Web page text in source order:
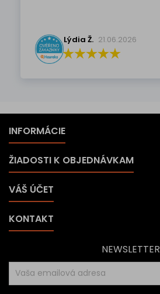
Lýdia Ž. 21.06.2026
INFORMÁCIE
ŽIADOSTI K OBJEDNÁVKAM
VÁŠ ÚČET
KONTAKT
NEWSLETTER